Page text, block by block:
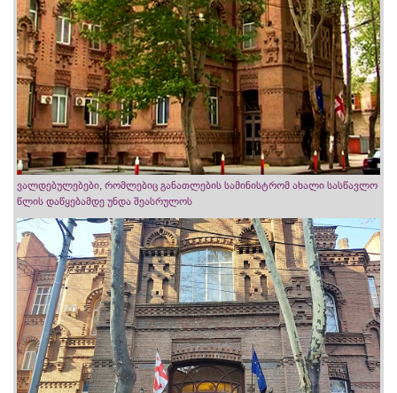
ვალდებულებები, რომლებიც განათლების სამინისტრომ ახალი სასწავლო
წლის დაწყებამდე უნდა შეასრულოს